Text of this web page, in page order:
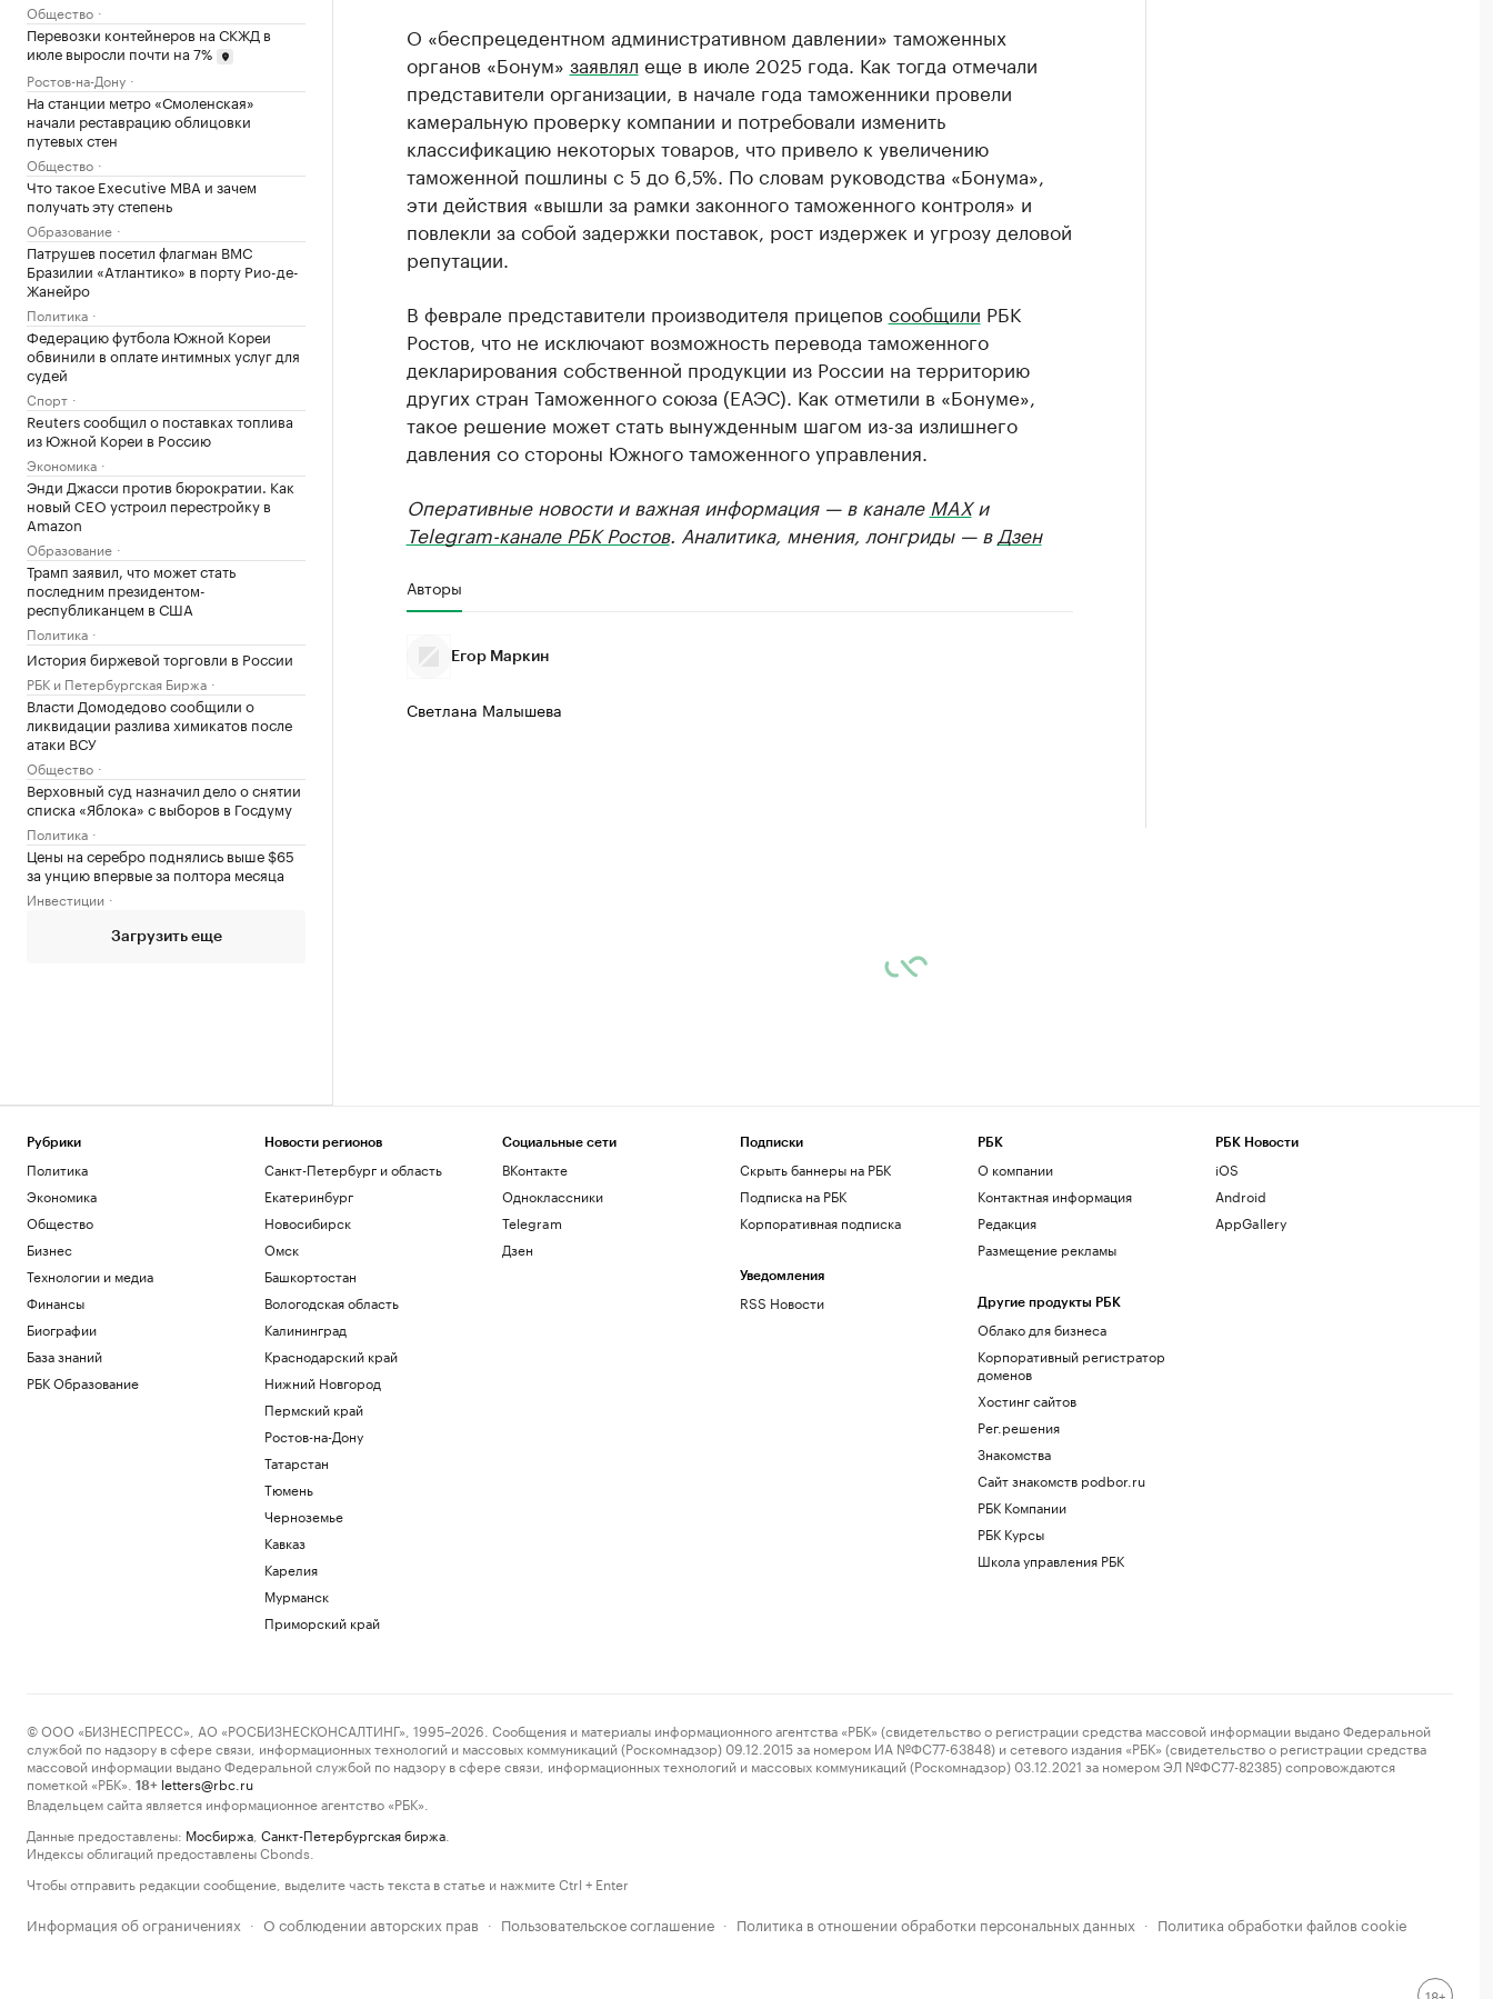
Общество
Перевозки контейнеров на СКЖД в
июле выросли почти на 7%
Ростов-на-Дону
На станции метро «Смоленская»
начали реставрацию облицовки
путевых стен
Общество
Что такое Executive MBA и зачем
получать эту степень
Образование
Патрушев посетил флагман ВМС
Бразилии «Атлантико» в порту Рио-де-
Жанейро
Политика
Федерацию футбола Южной Кореи
обвинили в оплате интимных услуг для
судей
Спорт
Reuters сообщил о поставках топлива
из Южной Кореи в Россию
Экономика
Энди Джасси против бюрократии. Как
новый CEO устроил перестройку в
Amazon
Образование
Трамп заявил, что может стать
последним президентом-
республиканцем в США
Политика
История биржевой торговли в России
РБК и Петербургская Биржа
Власти Домодедово сообщили о
ликвидации разлива химикатов после
атаки ВСУ
Общество
Верховный суд назначил дело о снятии
списка «Яблока» с выборов в Госдуму
Политика
Цены на серебро поднялись выше $65
за унцию впервые за полтора месяца
Инвестиции
Загрузить еще
О «беспрецедентном административном давлении» таможенных
органов «Бонум» заявлял еще в июле 2025 года. Как тогда отмечали
представители организации, в начале года таможенники провели
камеральную проверку компании и потребовали изменить
классификацию некоторых товаров, что привело к увеличению
таможенной пошлины с 5 до 6,5%. По словам руководства «Бонума»,
эти действия «вышли за рамки законного таможенного контроля» и
повлекли за собой задержки поставок, рост издержек и угрозу деловой
репутации.
В феврале представители производителя прицепов сообщили РБК
Ростов, что не исключают возможность перевода таможенного
декларирования собственной продукции из России на территорию
других стран Таможенного союза (ЕАЭС). Как отметили в «Бонуме»,
такое решение может стать вынужденным шагом из-за излишнего
давления со стороны Южного таможенного управления.
Оперативные новости и важная информация — в канале MAXи
Telegram-канале РБК Ростов. Аналитика, мнения, лонгриды — в Дзен
Авторы
Егор Маркин
Светлана Малышева
Рубрики
Политика
Экономика
Общество
Бизнес
Технологии и медиа
Финансы
Биографии
База знаний
РБК Образование
Новости регионов
Санкт-Петербург и область
Екатеринбург
Новосибирск
Омск
Башкортостан
Вологодская область
Калининград
Краснодарский край
Нижний Новгород
Пермский край
Ростов-на-Дону
Татарстан
Тюмень
Черноземье
Кавказ
Карелия
Мурманск
Приморский край
Социальные сети
ВКонтакте
Одноклассники
Telegram
Дзен
Подписки
Скрыть баннеры на РБК
Подписка на РБК
Корпоративная подписка
Уведомления
RSS Новости
РБК
О компании
Контактная информация
Редакция
Размещение рекламы
Другие продукты РБК
Облако для бизнеса
Корпоративный регистратор
доменов
Хостинг сайтов
Рег.решения
Знакомства
Сайт знакомств podbor.ru
РБК Компании
РБК Курсы
Школа управления РБК
РБК Новости
iOS
Android
AppGallery
© ООО «БИЗНЕСПРЕСС», АО «РОСБИЗНЕСКОНСАЛТИНГ», 1995–2026. Сообщения и материалы информационного агентства «РБК» (свидетельство о регистрации средства массовой информации выдано Федеральной
службой по надзору в сфере связи, информационных технологий и массовых коммуникаций (Роскомнадзор) 09.12.2015 за номером ИА №ФС77-63848) и сетевого издания «РБК» (свидетельство о регистрации средства
массовой информации выдано Федеральной службой по надзору в сфере связи, информационных технологий и массовых коммуникаций (Роскомнадзор) 03.12.2021 за номером ЭЛ №ФС77-82385) сопровождаются
пометкой «РБК».
18+ letters@rbc.ru
Владельцем сайта является информационное агентство «РБК».
Данные предоставлены: Мосбиржа Санкт-Петербургская биржа
Индексы облигаций предоставлены Cbonds.
Чтобы отправить редакции сообщение, выделите часть текста в статье и нажмите Ctrl + Enter
Информация об ограничениях · О соблюдении авторских прав · Пользовательское соглашение · Политика в отношении обработки персональных данных · Политика обработки файлов cookie